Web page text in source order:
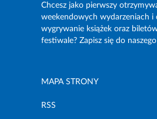
Chcesz jako pierwszy
weekendowych wydarzeniach i
wygrywanie książek oraz
festiwale? Zapisz się do
MAPA STRONY
RSS